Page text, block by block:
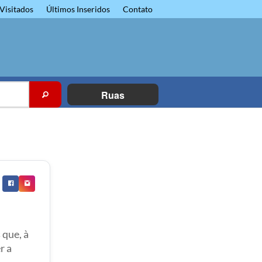
Últimos Inseridos Contato
Ruas
à
a